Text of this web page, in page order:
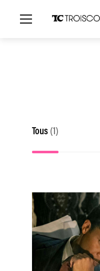
Tous (1)